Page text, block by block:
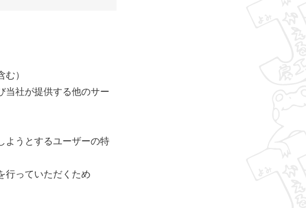
）
当社が提供する他のサー
ようとするユーザーの特
行っていただくため